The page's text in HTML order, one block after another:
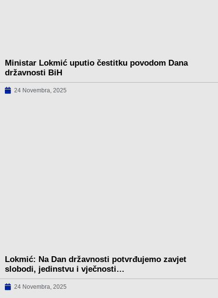
Ministar Lokmić uputio čestitku povodom Dana
državnosti BiH
24 Novembra, 2025
Lokmić: Na Dan državnosti potvrđujemo zavjet
slobodi, jedinstvu i vječnosti…
24 Novembra, 2025